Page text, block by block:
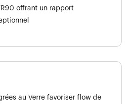
offrant un rapport
au Verre favoriser flow de